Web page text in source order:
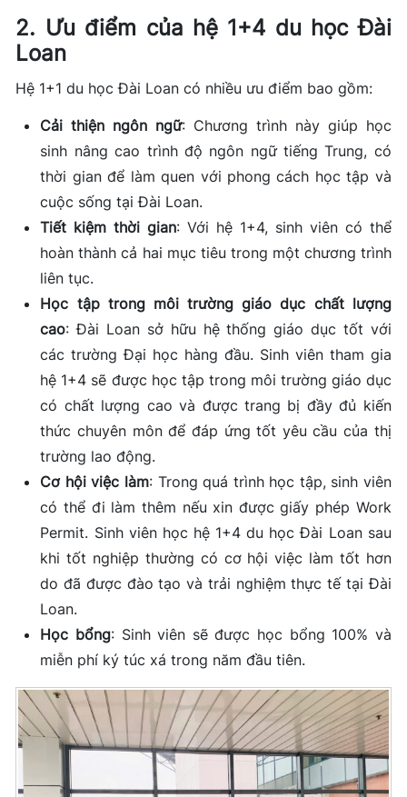
2. Ưu điểm của hệ 1+4 du học Đài
Loan
Hệ 1+1 du học Đài Loan có nhiều ưu điểm bao gồm:
Cải thiện ngôn ngữ: Chương trình này giúp học
sinh nâng cao trình độ ngôn ngữ tiếng Trung, có
thời gian để làm quen với phong cách học tập và
cuộc sống tại Đài Loan.
Tiết kiệm thời gian: Với hệ 1+4, sinh viên có thể
hoàn thành cả hai mục tiêu trong một chương trình
liên tục.
Học tập trong môi trường giáo dục chất lượng
cao: Đài Loan sở hữu hệ thống giáo dục tốt với
các trường Đại học hàng đầu. Sinh viên tham gia
hệ 1+4 sẽ được học tập trong môi trường giáo dục
có chất lượng cao và được trang bị đầy đủ kiến
thức chuyên môn để đáp ứng tốt yêu cầu của thị
trường lao động.
Cơ hội việc làm: Trong quá trình học tập, sinh viên
có thể đi làm thêm nếu xin được giấy phép Work
Permit. Sinh viên học hệ 1+4 du học Đài Loan sau
khi tốt nghiệp thường có cơ hội việc làm tốt hơn
do đã được đào tạo và trải nghiệm thực tế tại Đài
Loan.
Học bổng: Sinh viên sẽ được học bổng 100% và
miễn phí ký túc xá trong năm đầu tiên.